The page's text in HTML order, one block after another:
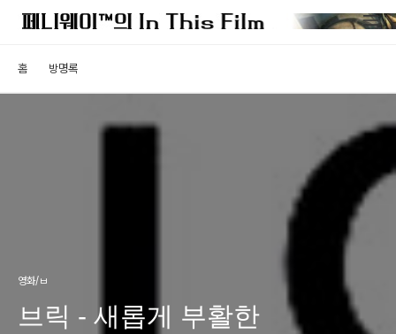
홈 방명록
영화/ㅂ
브릭 - 새롭게 부활한